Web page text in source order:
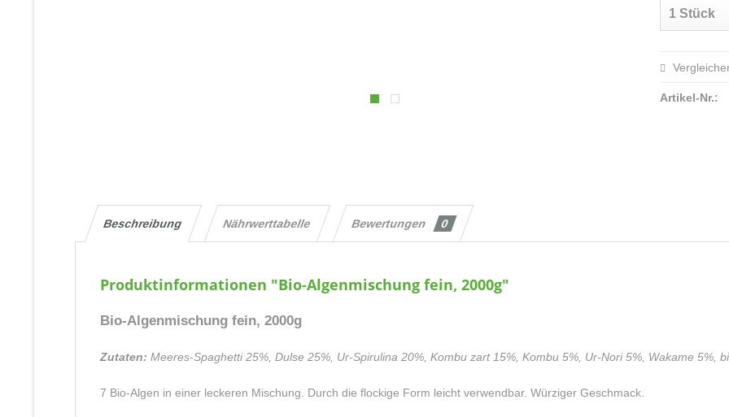
Artikel-Nr.:
Beschreibung Nährwerttabelle Bewertungen 0
Produktinformationen "Bio-Algenmischung fein, 2000g"
Bio-Algenmischung fein, 2000g
Zutaten: Meeres-Spaghetti 25%, Dulse 25%, Ur-Spirulina 20%, Kombu zart 15%, Kombu 5%, Ur-Nori 5%, Wakame 5%,
7 Bio-Algen in einer leckeren Mischung. Durch die flockige Form leicht verwendbar. Würziger Geschmack.